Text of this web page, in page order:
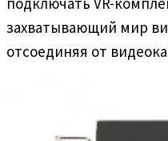
захватывающий мир
отсоединяя от